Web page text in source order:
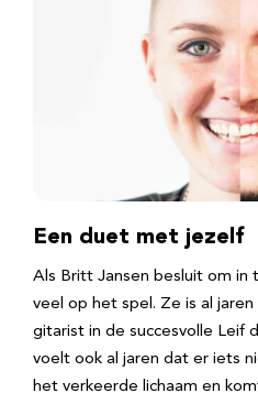
Een duet met jezelf
Als Britt Jansen besluit om in
veel op het spel. Ze is al
gitarist in de succesvolle Leif
voelt ook al jaren dat er iets
het verkeerde lichaam en